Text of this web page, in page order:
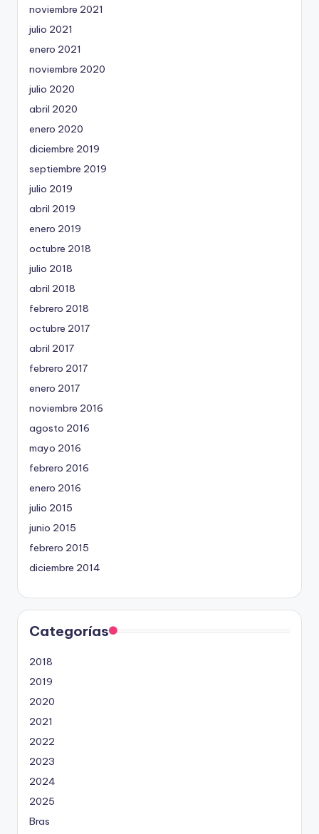
noviembre 2021
julio 2021
enero 2021
noviembre 2020
julio 2020
abril 2020
enero 2020
diciembre 2019
septiembre 2019
julio 2019
abril 2019
enero 2019
octubre 2018
julio 2018
abril 2018
febrero 2018
octubre 2017
abril 2017
febrero 2017
enero 2017
noviembre 2016
agosto 2016
mayo 2016
febrero 2016
enero 2016
julio 2015
junio 2015
febrero 2015
diciembre 2014
Categorías
2018
2019
2020
2021
2022
2023
2024
2025
Bras